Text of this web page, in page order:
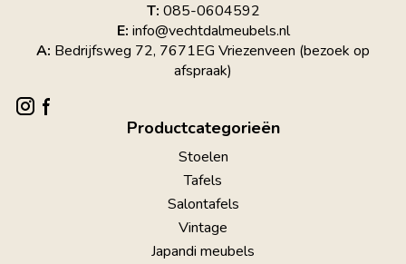
T: 085-0604592
E: info@vechtdalmeubels.nl
A: Bedrijfsweg 72, 7671EG Vriezenveen (bezoek op
afspraak)
Productcategorieën
Stoelen
Tafels
Salontafels
Vintage
Japandi meubels